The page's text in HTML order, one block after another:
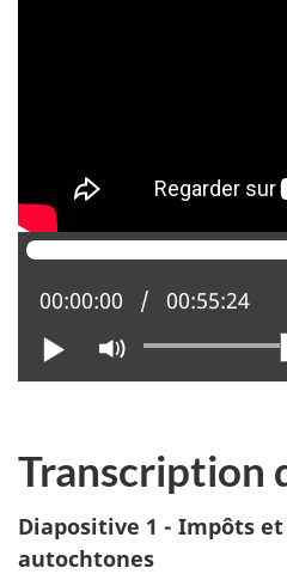
Lire
Activer
le
Position actuelle :
00:00:00 Temps total :
00:55:24
Transcription
Diapositive 1 - Impôts
autochtones